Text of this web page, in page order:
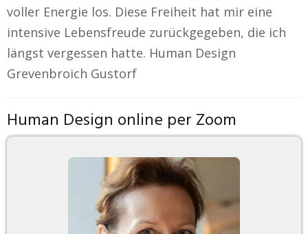
voller Energie los. Diese Freiheit hat mir eine
intensive Lebensfreude zurückgegeben, die ich
längst vergessen hatte. Human Design
Grevenbroich Gustorf
Human Design online per Zoom